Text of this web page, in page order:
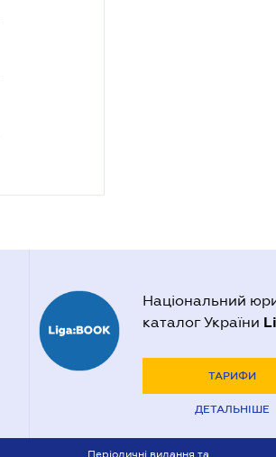
Національний
каталог України
ТАРИФИ
ДЕТАЛЬНІШЕ
Періодичні видання та